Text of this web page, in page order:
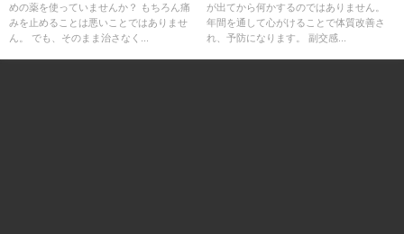
めの薬を使っていませんか？ もちろん痛
みを止めることは悪いことではありませ
ん。 でも、そのまま治さなく...
が出てから何かするのではありません。
年間を通して心がけることで体質改善さ
れ、予防になります。 副交感...